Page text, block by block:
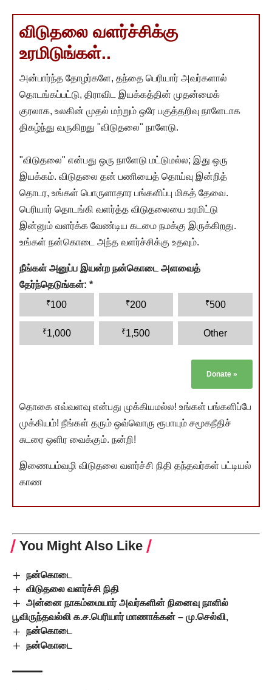
விடுதலை வளர்ச்சிக்கு
உரமிடுங்கள்..
அன்பார்ந்த தோழர்களே, தந்தை பெரியார் அவர்களால்
தொடங்கப்பட்டு, திராவிட இயக்கத்தின் முதன்மைக்
குரலாக, உலகின் முதல் மற்றும் ஒரே பகுத்தறிவு நாளேடாக
திகழ்ந்து வருகிறது "விடுதலை" நாளேடு.
"விடுதலை" என்பது ஒரு நாளேடு மட்டுமல்ல; இது ஒரு
இயக்கம். விடுதலை தன் பணியைத் தொய்வு இன்றித்
தொடர, உங்கள் பொருளாதார பங்களிப்பு மிகத் தேவை.
பெரியார் தொடங்கி வளர்த்த விடுதலையை உரமிட்டு
இன்னும் வளர்க்க வேண்டிய கடமை நமக்கு இருக்கிறது.
உங்கள் நன்கொடை அந்த வளர்ச்சிக்கு உதவும்.
நீங்கள் அனுப்ப இயன்ற நன்கொடை அளவைத்
தேர்ந்தெடுங்கள்: *
₹100 ₹200 ₹500
₹1,000 ₹1,500 Other
Donate »
தொகை எவ்வளவு என்பது முக்கியமல்ல! உங்கள் பங்களிப்பே
முக்கியம்! நீங்கள் தரும் ஒவ்வொரு ரூபாயும் சமூகநீதிச்
சுடரை ஒளிர வைக்கும். நன்றி!
இணையம்வழி விடுதலை வளர்ச்சி நிதி தந்தவர்கள் பட்டியல்
காண
You Might Also Like
நன்கொடை
விடுதலை வளர்ச்சி நிதி
அன்னை நாகம்மையார் அவர்களின் நினைவு நாளில்
பூவிருந்தவல்லி க.ச.பெரியார் மாணாக்கன் – மு.செல்வி,
நன்கொடை
நன்கொடை